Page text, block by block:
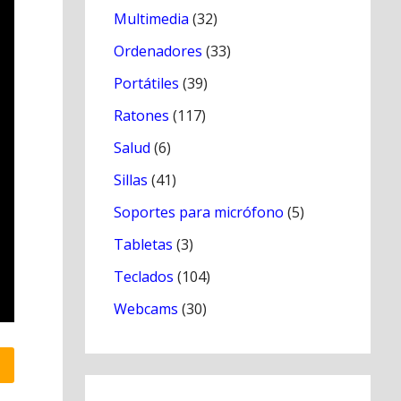
Multimedia (32)
Ordenadores (33)
Portátiles (39)
Ratones (117)
Salud (6)
Sillas (41)
Soportes para micrófono (5)
Tabletas (3)
Teclados (104)
Webcams (30)